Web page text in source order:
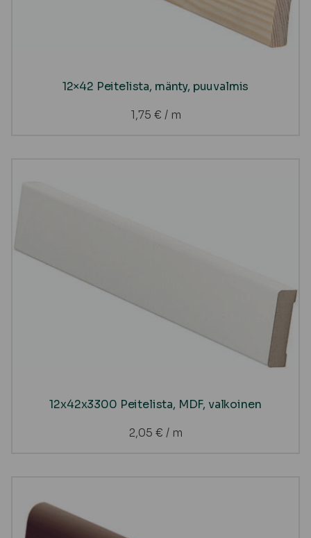
12×42 Peitelista, mänty, puuvalmis
1,75 € / m
12x42x3300 Peitelista, MDF, valkoinen
2,05 € / m